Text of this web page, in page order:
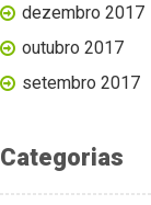
dezembro 2017
outubro 2017
setembro 2017
Categorias